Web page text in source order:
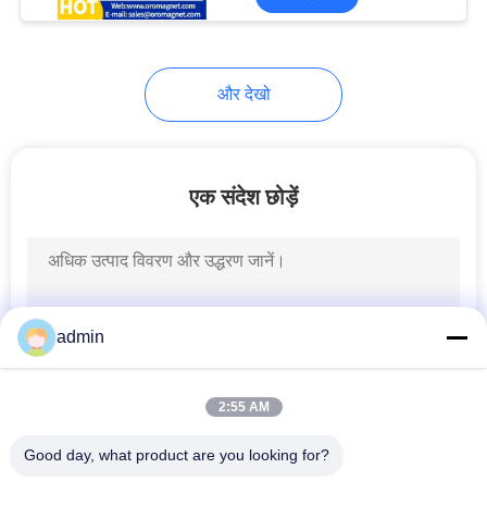
चुंबकीय ड्रम सेपरेटर
ओवरबैंड मैग्नेटिक सेपरेटर
1
और देखो
एक संदेश छोड़ें
admin
2:55 AM
Good day, what product are you looking for?